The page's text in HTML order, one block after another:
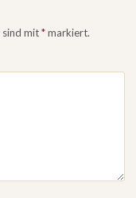
sind mit*markiert.